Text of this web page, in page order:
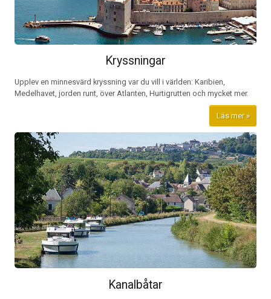
Kryssningar
Upplev en minnesvärd kryssning var du vill i världen: Karibien,
Medelhavet, jorden runt, över Atlanten, Hurtigrutten och mycket mer.
Läs mer
Kanalbåtar